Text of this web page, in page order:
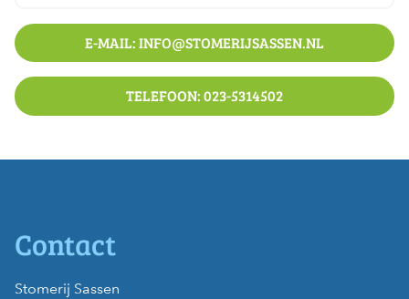
E-MAIL: INFO@STOMERIJSASSEN.NL
TELEFOON: 023-5314502
Contact
Stomerij Sassen